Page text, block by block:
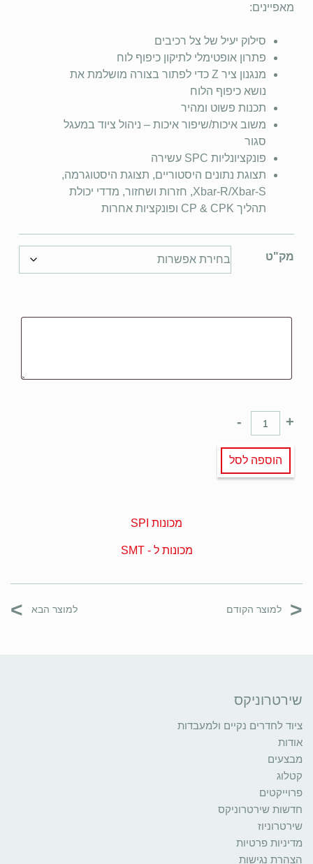
מאפיינים:
סילוק יעיל של צל רכיבים
פתרון אופטימלי לתיקון כיפוף לוח
מנגנון ציר Z כדי לפתור בצורה מושלמת את
נושא כיפוף הלוח
תכנות פשוט ומהיר
משוב איכות/שיפור איכות – ניהול ציוד במעגל
סגור
פונקציונליות SPC עשירה
תצוגת נתונים היסטוריים, תצוגת היסטוגרמה,
Xbar-R/Xbar-S, חזרות ושחזור, מדדי יכולת
תהליך CP & CPK ופונקציות אחרות
מק"ט
+
-
הוספה לסל
מכונות SPI
מכונות ל - SMT
< למוצר הקודם למוצר הבא >
שירטרוניקס
ציוד לחדרים נקיים ולמעבדות
אודות
מבצעים
קטלוג
פרוייקטים
חדשות שירטרוניקס
שירטרוניוז
מדיניות פרטיות
הצהרת נגישות